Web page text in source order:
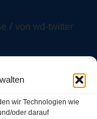
wir Technologien wie
oder darauf
/ von wd-twitter